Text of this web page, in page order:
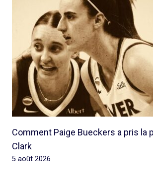
Comment Paige Bueckers a pris la
Clark
5 août 2026